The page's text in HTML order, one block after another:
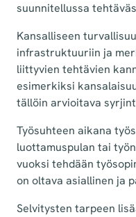
suunnitellussa
Kansalliseen
infrastruktuuriin ja
liittyvien tehtävien
esimerkiksi
tällöin arvioitava
Työsuhteen aikana
luottamuspulan tai
vuoksi tehdään
on oltava asiallinen ja
Selvitysten tarpeen